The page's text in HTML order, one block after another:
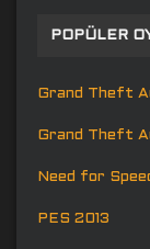
POPÜLER
Grand Theft
Grand Theft
Need for
PES 2013